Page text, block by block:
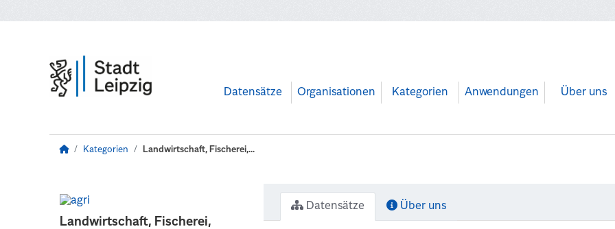
Datensätze Organisationen Kategorien Anwendungen Über uns
Kategorien Landwirtschaft, Fischerei,...
Landwirtschaft, Fischerei,
Datensätze Über uns